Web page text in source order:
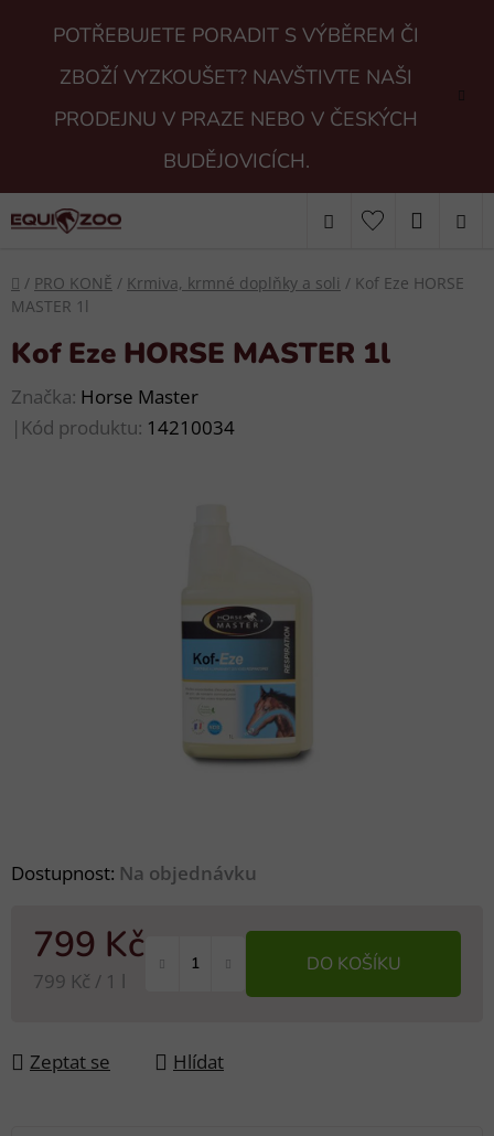
POTŘEBUJETE PORADIT S VÝBĚREM ČI
ZBOŽÍ VYZKOUŠET? NAVŠTIVTE NAŠI
PRODEJNU V PRAZE NEBO V ČESKÝCH
BUDĚJOVICÍCH.
Hledat
KOŠÍK
Domů
/ PRO KONĚ / Krmiva, krmné doplňky a soli / Kof Eze HORSE
MASTER 1l
Dostupnost: Na objednávku
799 Kč
Měrná cena:
799 Kč / 1 l
DO KOŠÍKU
Zeptat se Hlídat
Kof Eze HORSE MASTER 1l
Značka: Horse Master
| Kód produktu: 14210034